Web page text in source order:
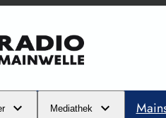
Mediathek